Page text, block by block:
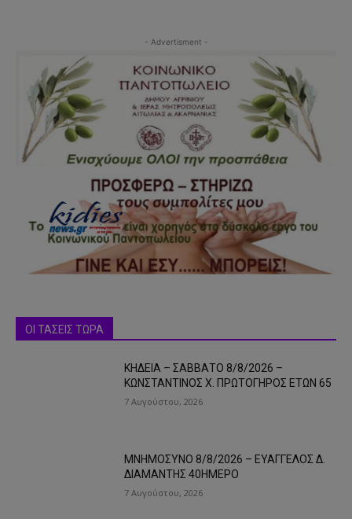
- Advertisment -
ΟΙ ΤΑΣΕΙΣ ΤΩΡΑ
ΚΗΔΕΙΑ – ΣΑΒΒΑΤΟ 8/8/2026 –
ΚΩΝΣΤΑΝΤΙΝΟΣ Χ. ΠΡΩΤΟΓΗΡΟΣ ΕΤΩΝ 65
7 Αυγούστου, 2026
ΜΝΗΜΟΣΥΝΟ 8/8/2026 – ΕΥΑΓΓΕΛΟΣ Δ.
ΔΙΑΜΑΝΤΗΣ 40ΗΜΕΡΟ
7 Αυγούστου, 2026